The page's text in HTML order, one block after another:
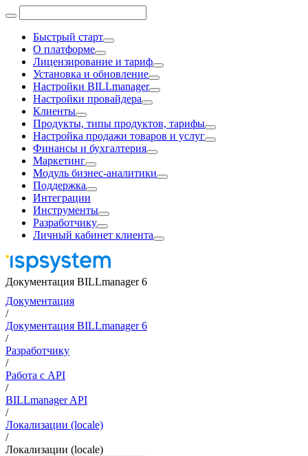
Быстрый старт
О платформе
Лицензирование и тариф
Установка и обновление
Настройки BILLmanager
Настройки провайдера
Клиенты
Продукты, типы продуктов, тарифы
Настройка продажи товаров и услуг
Финансы и бухгалтерия
Маркетинг
Модуль бизнес-аналитики
Поддержка
Интеграции
Инструменты
Разработчику
Личный кабинет клиента
Документация BILLmanager 6
Документация
/
Документация BILLmanager 6
/
Разработчику
/
Работа с API
/
BILLmanager API
/
Локализации (locale)
/
Локализации (locale)